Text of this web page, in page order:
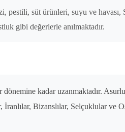
pestili, süt ürünleri, suyu ve
gibi değerlerle anılmaktadır.
kadar uzanmaktadır.
İranlılar, Bizanslılar, Selçuklular ve